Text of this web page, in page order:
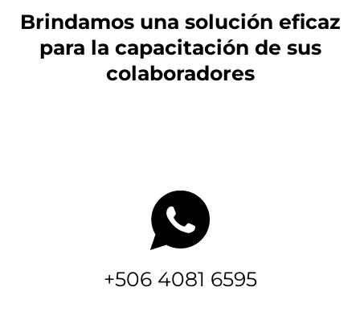
Brindamos una solución eficaz
para la capacitación de sus
colaboradores
+506 4081 6595